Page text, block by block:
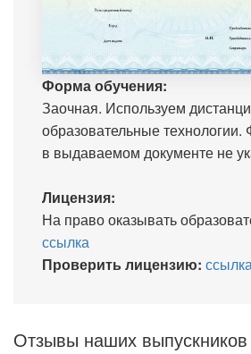
Форма обучения:
Заочная. Используем
образовательные
в выдаваемом документе не
Лицензия:
На право оказывать
ссылка
Проверить лицензию:
Отзывы наших выпускников